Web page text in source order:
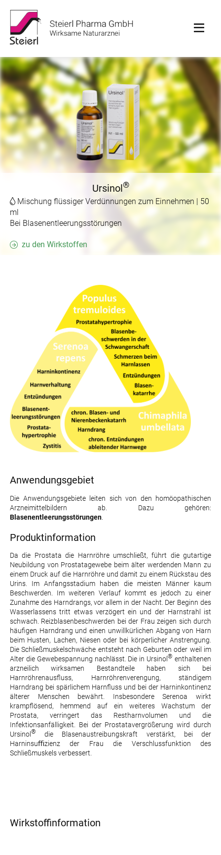
Ursinol®
Mischung flüssiger Verdünnungen zum Einnehmen | 50
ml
Bei Blasenentleerungsstörungen
zu den Wirkstoffen
Anwendungsgebiet
Die Anwendungsgebiete leiten sich von den homöopathischen
Arzneimittelbildern ab. Dazu gehören:
Blasenentleerungsstörungen
Produktinformation
Da die Prostata die Harnröhre umschließt, führt die gutartige
Neubildung von Prostatagewebe beim älter werdenden Mann zu
einem Druck auf die Harnröhre und damit zu einem Rückstau des
Urins. Im Anfangsstadium haben die meisten Männer kaum
Beschwerden. Im weiteren Verlauf kommt es jedoch zu einer
Zunahme des Harndrangs, vor allem in der Nacht. Der Beginn des
Wasserlassens tritt etwas verzögert ein und der Harnstrahl ist
schwach. Reizblasenbeschwerden bei der Frau zeigen sich durch
häufigen Harndrang und einen unwillkürlichen Abgang von Harn
beim Husten, Lachen, Niesen oder bei körperlicher Anstrengung.
Die Schließmuskelschwäche entsteht nach Geburten oder weil im
Alter die Gewebespannung nachlässt. Die in Ursinol® enthaltenen
arzneilich wirksamen Bestandteile haben sich bei
Harnröhrenausfluss, Harnröhrenverengung, ständigem
Harndrang bei spärlichem Harnfluss und bei der Harninkontinenz
älterer Menschen bewährt. Insbesondere Serenoa wirkt
krampflösend, hemmend auf ein weiteres Wachstum der
Prostata, verringert das Restharnvolumen und die
Infektionsanfälligkeit. Bei der Prostatavergrößerung wird durch
Ursinol ®
die Blasenaustreibungskraft verstärkt, bei der
Harninsuﬃzienz der Frau die Verschlussfunktion des
Schließmuskels verbessert.
Wirkstoffinformation